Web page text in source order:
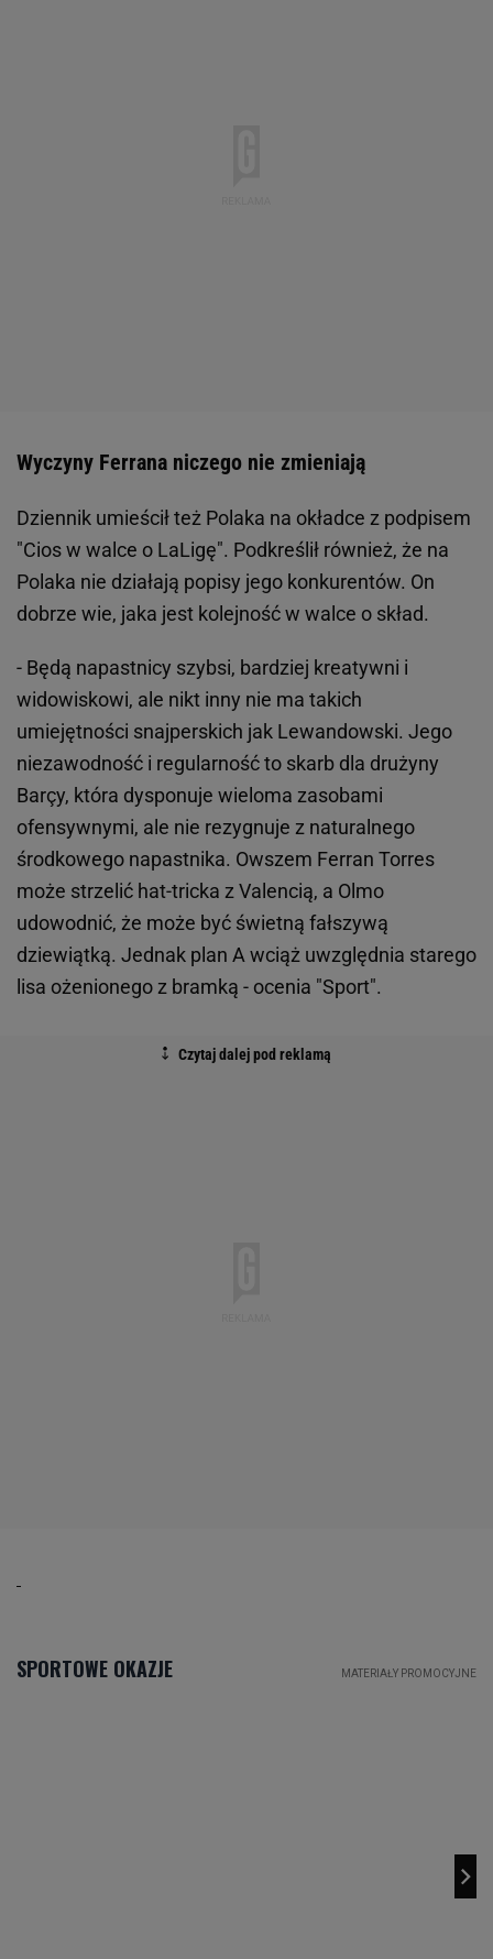
Wyczyny Ferrana niczego nie zmieniają
Dziennik umieścił też Polaka na okładce z podpisem
"Cios w walce o LaLigę". Podkreślił również, że na
Polaka nie działają popisy jego konkurentów. On
dobrze wie, jaka jest kolejność w walce o skład.
- Będą napastnicy szybsi, bardziej kreatywni i
widowiskowi, ale nikt inny nie ma takich
umiejętności snajperskich jak Lewandowski. Jego
niezawodność i regularność to skarb dla drużyny
Barçy, która dysponuje wieloma zasobami
ofensywnymi, ale nie rezygnuje z naturalnego
środkowego napastnika. Owszem Ferran Torres
może strzelić hat-tricka z Valencią, a Olmo
udowodnić, że może być świetną fałszywą
dziewiątką. Jednak plan A wciąż uwzględnia starego
lisa ożenionego z bramką - ocenia "Sport".